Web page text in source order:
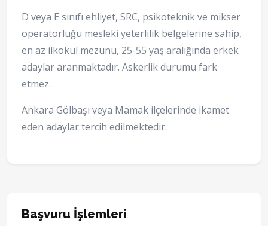
D veya E sınıfı ehliyet, SRC, psikoteknik ve mikser
operatörlüğü mesleki yeterlilik belgelerine sahip,
en az ilkokul mezunu, 25-55 yaş aralığında erkek
adaylar aranmaktadır. Askerlik durumu fark
etmez.
Ankara Gölbaşı veya Mamak ilçelerinde ikamet
eden adaylar tercih edilmektedir.
Başvuru İşlemleri